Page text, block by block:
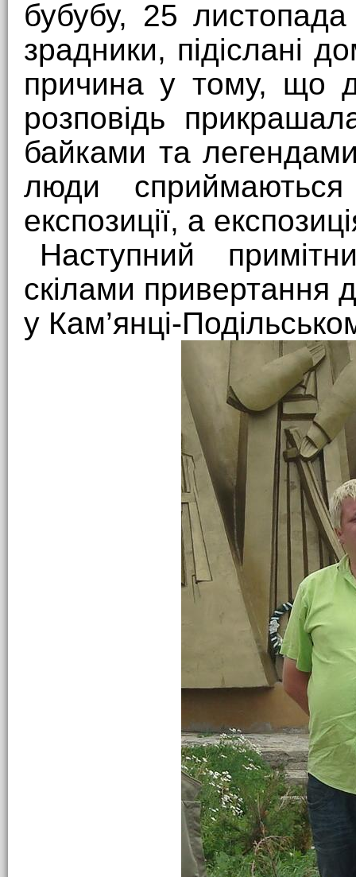
бубубу, 25
зрадники, підіслані
причина у тому, що
розповідь
байками та
люди
експозиції, а
Наступний
скілами привертання
у Кам’янці-